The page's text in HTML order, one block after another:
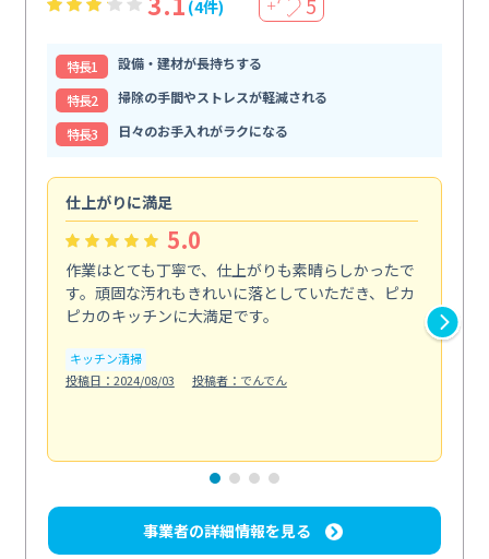
(4件) ＋ 5
特⻑1
設備・建材が長持ちする
特⻑2
掃除の手間やストレスが軽減される
特⻑3
日々のお手入れがラクになる
仕上がりに満足
5.0
作業はとても丁寧で、仕上がりも素晴らしかったで
す。頑固な汚れもきれいに落としていただき、ピカ
ピカのキッチンに大満足です。
キッチン清掃
投稿日：2024/08/03
投稿者：でんでん
事業者の詳細情報を見る